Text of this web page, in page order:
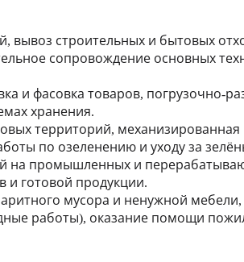
вывоз строительных и бытовых
сопровождение основных
и фасовка товаров, погрузочно-
хранения.
территорий,
по озеленению и уходу за
на промышленных и
и готовой продукции.
мусора и ненужной
работы), оказание помощи